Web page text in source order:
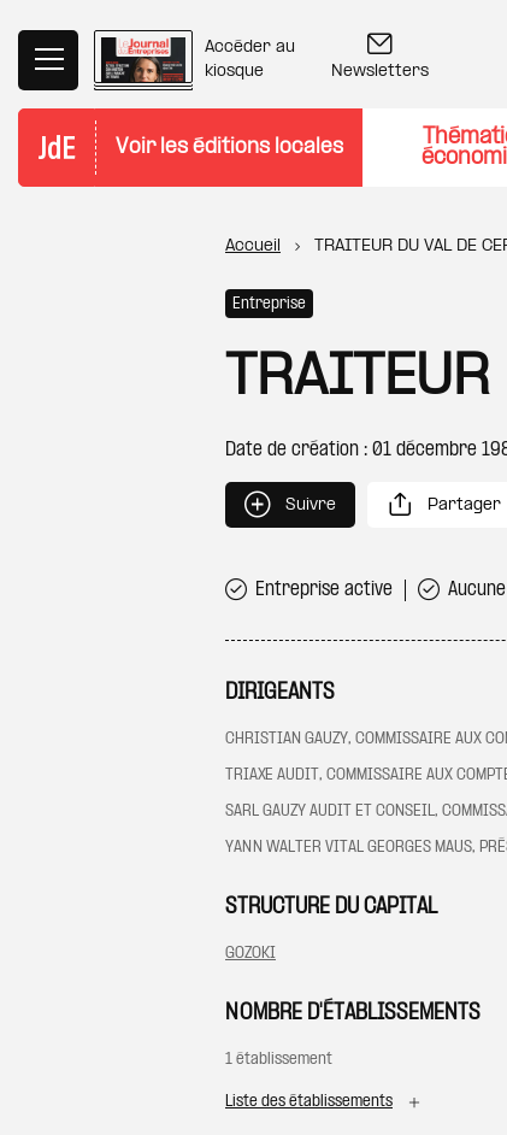
Accéder au
kiosque
Newsletters
Voir les éditions locales
Fil d'Ariane
Accueil TRAITEUR DU VAL DE
Entreprise
Date de création : 01 décembre
Suivre Partager
Entreprise active
DIRIGEANTS
CHRISTIAN GAUZY, COMMISSAIRE AUX
TRIAXE AUDIT, COMMISSAIRE AUX
SARL GAUZY AUDIT ET CONSEIL,
YANN WALTER VITAL GEORGES MAUS,
STRUCTURE DU CAPITAL
GOZOKI
NOMBRE D'ÉTABLISSEMENTS
1 établissement
Liste des établissements